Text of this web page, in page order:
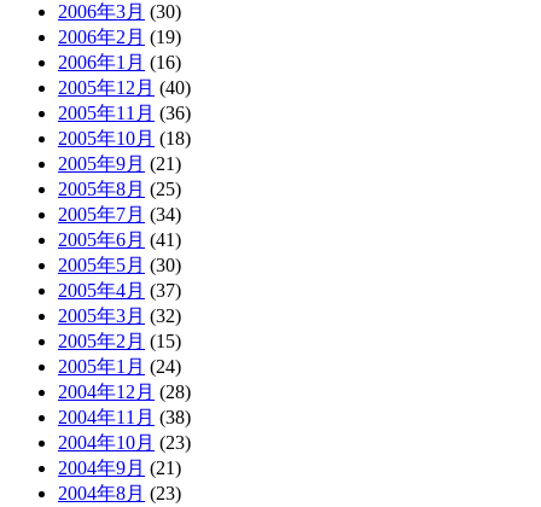
2006年3月 (30)
2006年2月 (19)
2006年1月 (16)
2005年12月 (40)
2005年11月 (36)
2005年10月 (18)
2005年9月 (21)
2005年8月 (25)
2005年7月 (34)
2005年6月 (41)
2005年5月 (30)
2005年4月 (37)
2005年3月 (32)
2005年2月 (15)
2005年1月 (24)
2004年12月 (28)
2004年11月 (38)
2004年10月 (23)
2004年9月 (21)
2004年8月 (23)